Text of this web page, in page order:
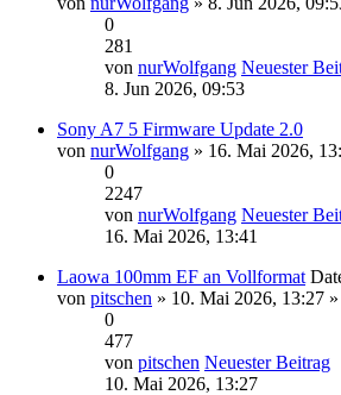
0
281
von nurWolfgang Neuester
8. Jun 2026, 09:53
Sony A7 5 Firmware Update 2.0
von nurWolfgang » 16. Mai 2026,
0
2247
von nurWolfgang Neuester
16. Mai 2026, 13:41
Laowa 100mm EF an Vollformat
von pitschen » 10. Mai 2026, 13:27
0
477
von pitschen Neuester Beitrag
10. Mai 2026, 13:27